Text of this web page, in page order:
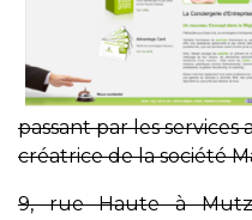
passant par les services
créatrice de la société
9, rue Haute à